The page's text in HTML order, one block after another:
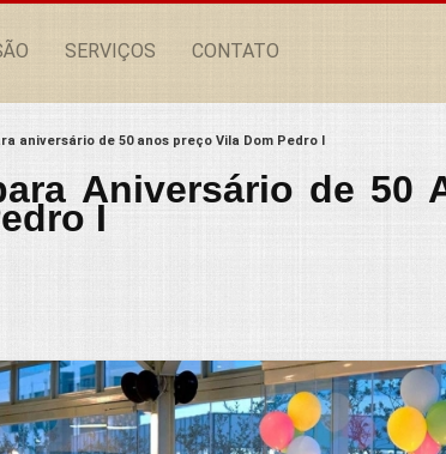
SERVIÇOS CONTATO
aniversário de 50 anos preço Vila Dom Pedro I
Aniversário de 50
I